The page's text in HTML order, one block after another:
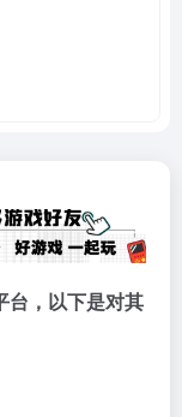
台，以下是对其